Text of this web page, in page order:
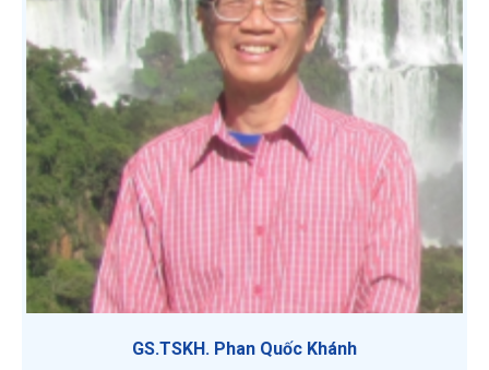
GS.TSKH. Phan Quốc Khánh